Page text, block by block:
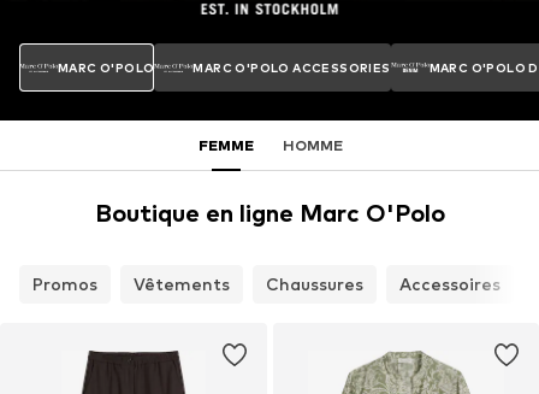
MARC O'POLO MARC O'POLO ACCESSORIES MARC O'POLO
FEMME HOMME
Boutique en ligne Marc O'Polo
Promos Vêtements Chaussures Accessoires